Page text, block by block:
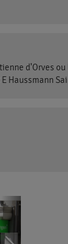
d'Orves
Haussmann